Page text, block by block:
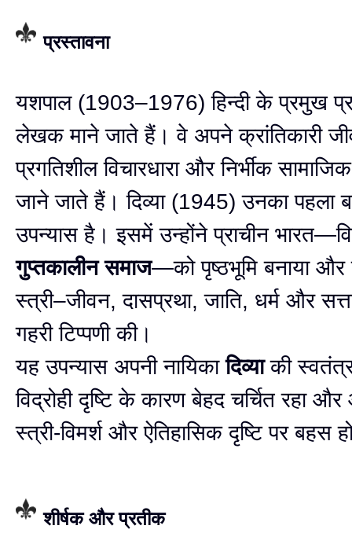
प्रस्तावना
यशपाल (1903–1976) हिन्दी के प्रमुख
लेखक माने जाते हैं। वे अपने क्रांतिकारी
प्रगतिशील विचारधारा और निर्भीक
जाने जाते हैं। दिव्या (1945) उनका पहला
उपन्यास है। इसमें उन्होंने प्राचीन
गुप्तकालीन समाज—को पृष्ठभूमि बनाया
स्त्री–जीवन, दासप्रथा, जाति, धर्म और
गहरी टिप्पणी की।
यह उपन्यास अपनी नायिकादिव्याकी
विद्रोही दृष्टि के कारण बेहद चर्चित रहा
स्त्री-विमर्श और ऐतिहासिक दृष्टि पर बहस
शीर्षक और प्रतीक